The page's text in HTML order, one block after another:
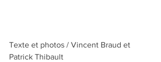
Texte et photos / Vincent Braud et
Patrick Thibault